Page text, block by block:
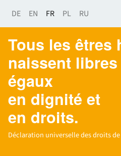
DE EN FR PL RU
Tous les êtres
naissent
égaux
en dignité et
en droits.
Déclaration universelle des droits